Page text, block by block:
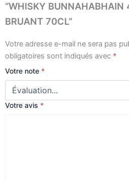
“WHISKY BUNNAHABHAIN
BRUANT 70CL”
Votre adresse e-mail ne sera pas
obligatoires sont indiqués avec *
Votre note *
Votre avis *